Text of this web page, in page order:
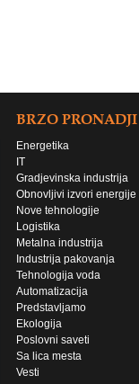
BRZO PRONADJI
Energetika
IT
Gradjevinska industrija
Obnovljivi izvori energije
Nove tehnologije
Logistika
Metalna industrija
Industrija pakovanja
Tehnologija voda
Automatizacija
Predstavljamo
Ekologija
Poslovni saveti
Sa lica mesta
Vesti